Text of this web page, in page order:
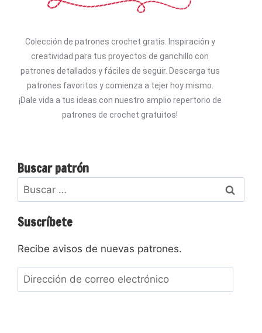
Colección de patrones crochet gratis. I nspiración y
creatividad para tus proyectos de ganchillo con
patrones detallados y fáciles de seguir. Descarga tus
patrones favoritos y comienza a tejer hoy mismo.
¡Dale vida a tus ideas con nuestro amplio repertorio de
patrones de crochet gratuitos!
Buscar patrón
Suscríbete
Recibe avisos de nuevas patrones.